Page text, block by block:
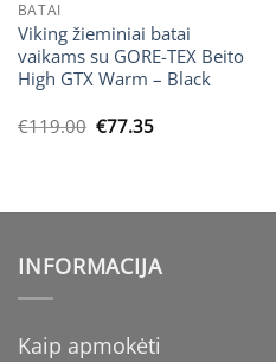
BATAI
Viking žieminiai batai
vaikams su GORE-TEX Beito
High GTX Warm – Black
€119.00 Original
€77.35Current
INFORMACIJA
Kaip apmokėti